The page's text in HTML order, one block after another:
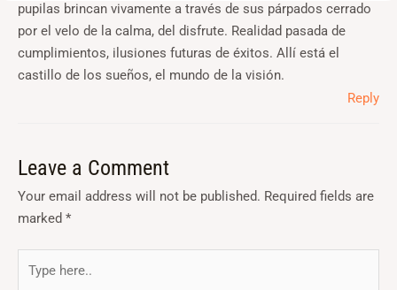
pupilas brincan vivamente a través de sus párpados cerrado
por el velo de la calma, del disfrute. Realidad pasada de
cumplimientos, ilusiones futuras de éxitos. Allí está el
castillo de los sueños, el mundo de la visión.
Reply
Leave a Comment
Your email address will not be published. Required fields are
marked *
here..